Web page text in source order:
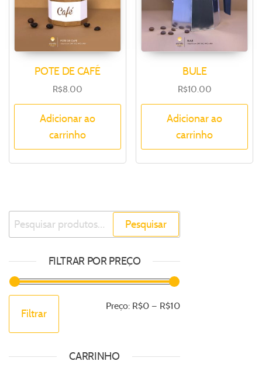
POTE DE CAFÉ
R$8.00
Adicionar ao
carrinho
BULE
R$10.00
Adicionar ao
carrinho
Pesquisar
FILTRAR POR PREÇO
Filtrar
Preço: R$0 — R$10
CARRINHO